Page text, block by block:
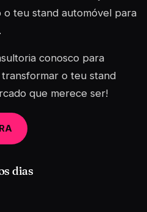
o teu stand automóvel para
conosco para
o teu stand
que merece ser!
dias